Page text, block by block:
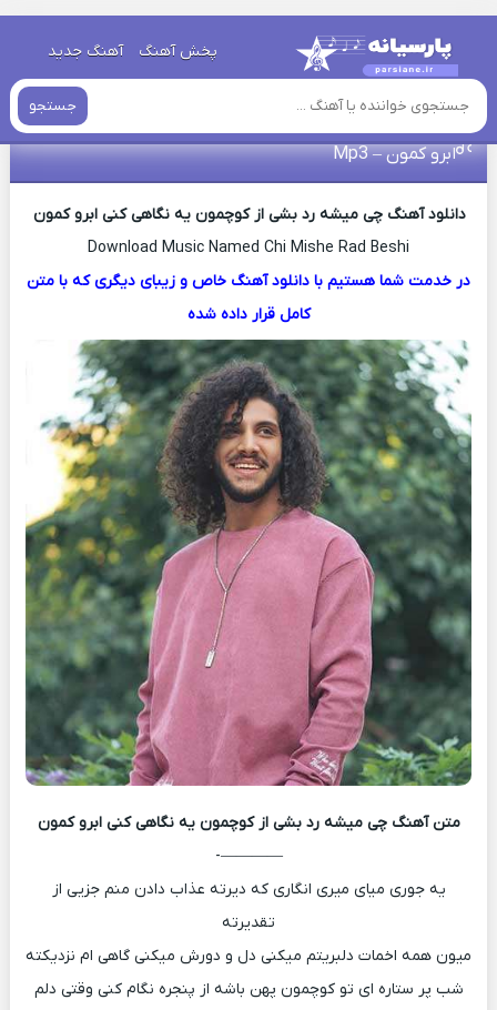
پخش آهنگ آهنگ جدید
جستجو
خانه » دانلود آهنگ جدید
یه نگاهی کنی ابرو کمون – Mp3
دانلود اهنگ چی میشه رد بشی از کوچمون یه نگاهی کنی
ابرو کمون – Mp3
دانلود آهنگ چی میشه رد بشی از کوچمون یه نگاهی کنی ابرو کمون
Download Music Named Chi Mishe Rad Beshi
در خدمت شما هستیم با دانلود آهنگ خاص و زیبای دیگری که با متن
کامل قرار داده شده
متن آهنگ چی میشه رد بشی از کوچمون یه نگاهی کنی ابرو کمون
————-
یه جوری میای میری انگاری که دیرته عذاب دادن منم جزیی از
تقدیرته
میون همه اخمات دلبریتم میکنی دل و دورش میکنی گاهی ام نزدیکته
شب پر ستاره ای تو کوچمون پهن باشه از پنجره نگام کنی وقتی دلم